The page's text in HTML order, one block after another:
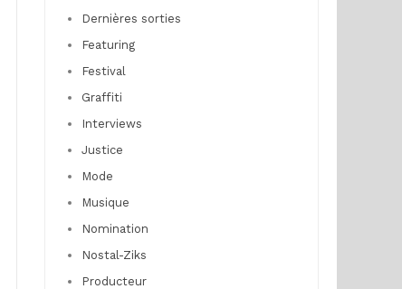
Dernières sorties
Featuring
Festival
Graffiti
Interviews
Justice
Mode
Musique
Nomination
Nostal-Ziks
Producteur